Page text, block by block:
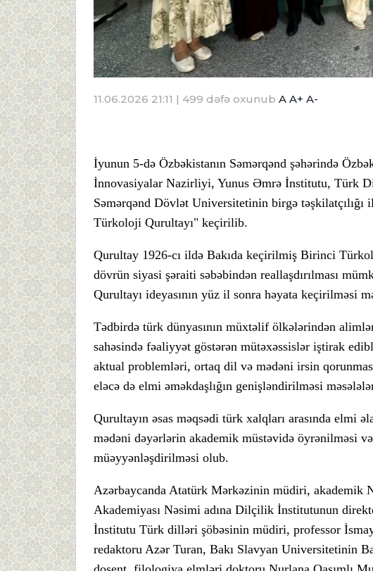
11.06.2026 21:11 | 499 dəfə oxunub A A+ A-
İyunun 5-də Özbəkistanın Səmərqənd şəhərində
İnnovasiyalar Nazirliyi, Yunus Əmrə İnstitutu, Türk
Səmərqənd Dövlət Universitetinin birgə
Türkoloji Qurultayı" keçirilib.
Qurultay 1926-cı ildə Bakıda keçirilmiş Birinci
dövrün siyasi şəraiti səbəbindən reallaşdırılması
Qurultayı ideyasının yüz il sonra həyata keçirilməsi
Tədbirdə türk dünyasının müxtəlif ölkələrindən
sahəsində fəaliyyət göstərən mütəxəssislər iştirak
aktual problemləri, ortaq dil və mədəni irsin
eləcə də elmi əməkdaşlığın genişləndirilməsi
Qurultayın əsas məqsədi türk xalqları arasında elmi
mədəni dəyərlərin akademik müstəvidə öyrənilməsi
müəyyənləşdirilməsi olub.
Azərbaycanda Atatürk Mərkəzinin müdiri,
Akademiyası Nəsimi adına Dilçilik İnstitutunun
İnstitutu Türk dilləri şöbəsinin müdiri, professor
redaktoru Azər Turan, Bakı Slavyan Universitetinin